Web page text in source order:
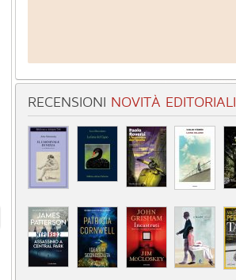
RECENSIONI NOVITÀ EDITORIALI